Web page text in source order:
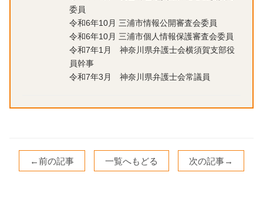
委員
令和6年10月 三浦市情報公開審査会委員
令和6年10月 三浦市個人情報保護審査会委員
令和7年1月 神奈川県弁護士会横須賀支部役
員幹事
令和7年3月 神奈川県弁護士会常議員
←前の記事 一覧へもどる 次の記事→